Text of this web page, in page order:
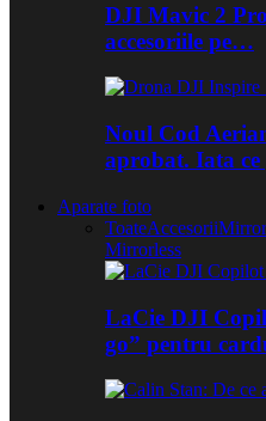
DJI Mavic 2
accesoriile pe…
Noul Cod
aprobat. Iata
Aparate foto
ToateAccesorii
Mirrorless
LaCie DJI
go” pentru